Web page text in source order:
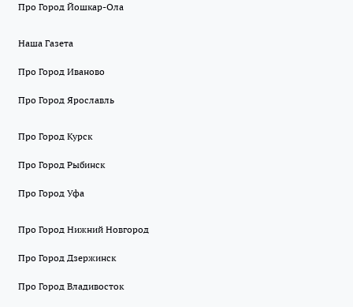
Про Город Йошкар-Ола
Наша Газета
Про Город Иваново
Про Город Ярославль
Про Город Курск
Про Город Рыбинск
Про Город Уфа
Про Город Нижний Новгород
Про Город Дзержинск
Про Город Владивосток